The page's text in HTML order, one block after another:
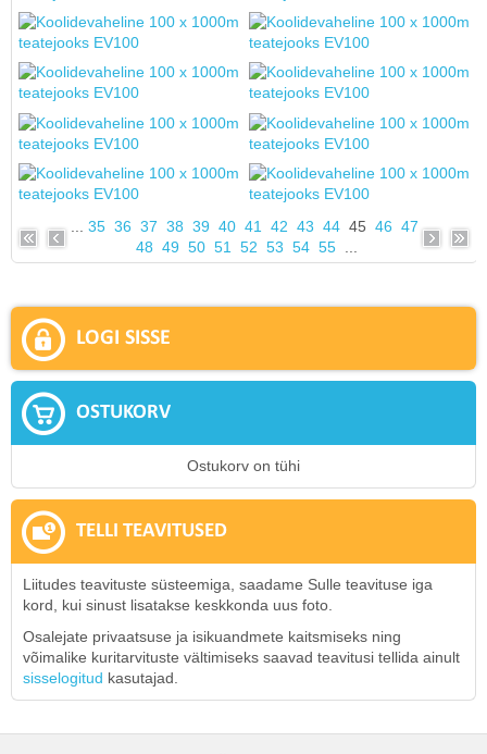
35 36 37 38 39 40 41 42 43 44 45 46 47
48 49 50 51 52 53 54 55...
LOGI SISSE
OSTUKORV
Ostukorv on tühi
TELLI TEAVITUSED
Liitudes teavituste süsteemiga, saadame Sulle teavituse iga
kord, kui sinust lisatakse keskkonda uus foto.
Osalejate privaatsuse ja isikuandmete kaitsmiseks ning
võimalike kuritarvituste vältimiseks saavad teavitusi tellida ainult
sisselogitud kasutajad.